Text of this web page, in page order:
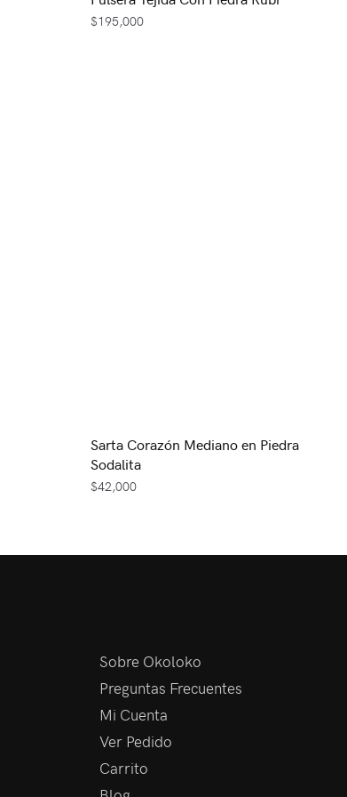
$195,000
Sarta Corazón Mediano en Piedra
Sodalita
$42,000
Sobre Okoloko
Preguntas Frecuentes
Mi Cuenta
Ver Pedido
Carrito